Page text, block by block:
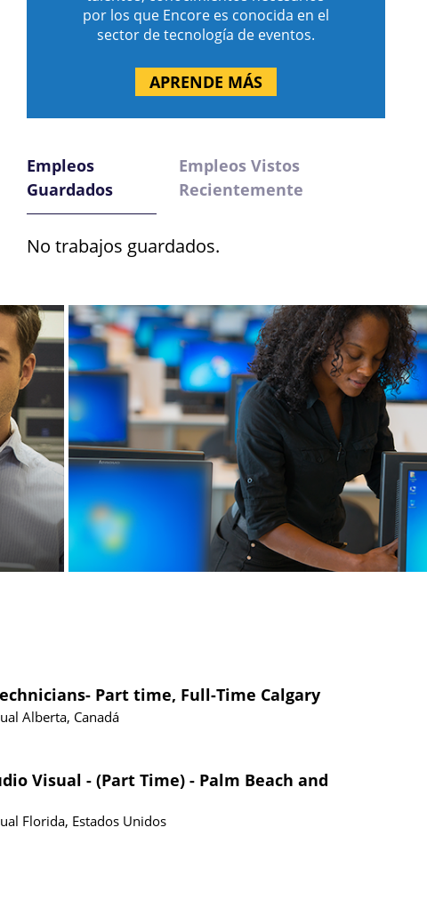
por los que Encore es conocida en el
sector de tecnología de eventos.
APRENDE MÁS
Empleos
Guardados
Empleos Vistos
Recientemente
No trabajos guardados.
Part time, Full-Time Calgary
Alberta, Canadá
Visual - (Part Time) - Palm Beach and
Florida, Estados Unidos